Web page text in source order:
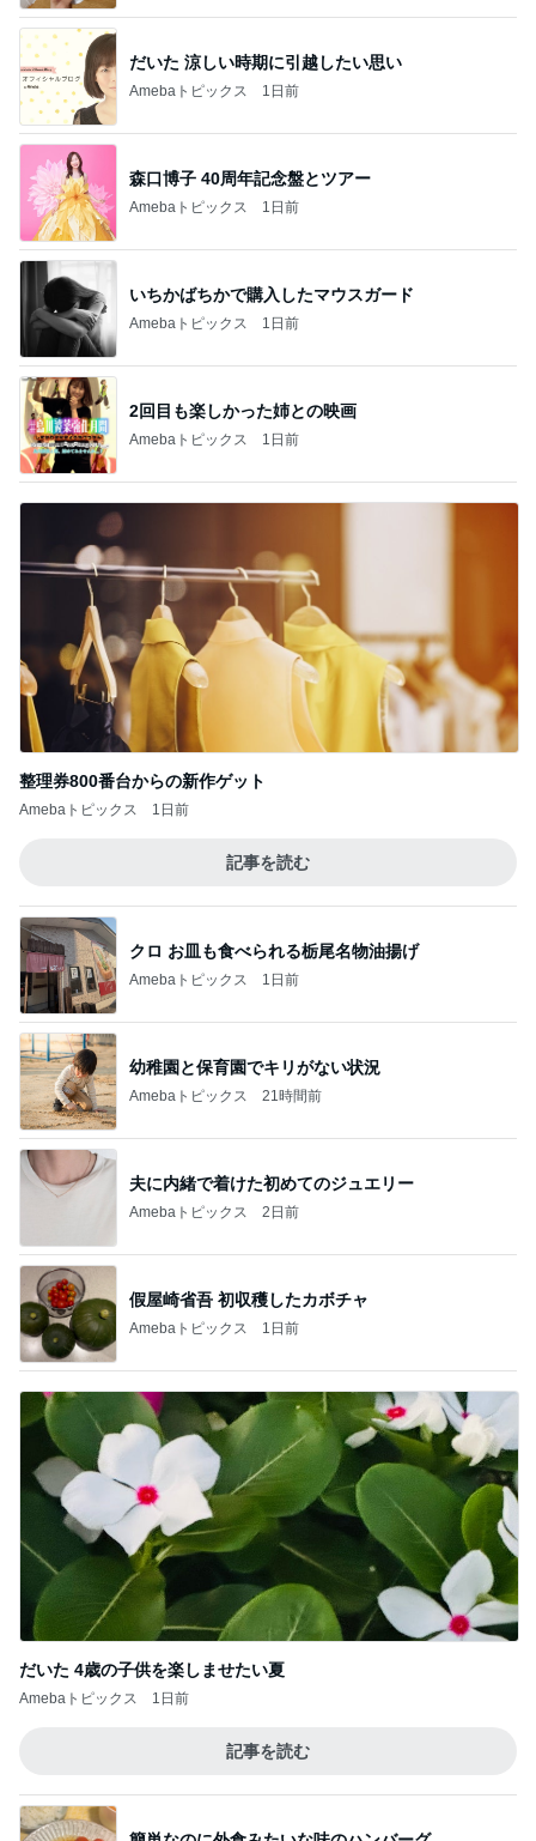
だいた 涼しい時期に引越したい思い
Amebaトピックス 1日前
森口博子 40周年記念盤とツアー
Amebaトピックス 1日前
いちかばちかで購入したマウスガード
Amebaトピックス 1日前
2回目も楽しかった姉との映画
Amebaトピックス 1日前
整理券800番台からの新作ゲット
Amebaトピックス 1日前
記事を読む
クロ お皿も食べられる栃尾名物油揚げ
Amebaトピックス 1日前
幼稚園と保育園でキリがない状況
Amebaトピックス 21時間前
夫に内緒で着けた初めてのジュエリー
Amebaトピックス 2日前
假屋崎省吾 初収穫したカボチャ
Amebaトピックス 1日前
だいた 4歳の子供を楽しませたい夏
Amebaトピックス 1日前
記事を読む